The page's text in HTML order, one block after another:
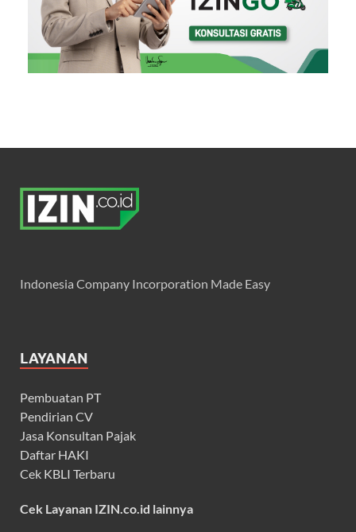
Indonesia Company Incorporation Made Easy
LAYANAN
Pembuatan PT
Pendirian CV
Jasa Konsultan Pajak
Daftar HAKI
Cek KBLI Terbaru
Cek Layanan IZIN.co.id lainnya